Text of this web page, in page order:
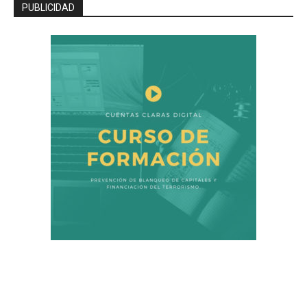
PUBLICIDAD